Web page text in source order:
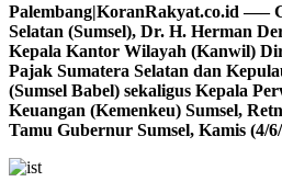
Palembang|KoranRakyat.co.id —–
Selatan (Sumsel), Dr. H. Herman
Kepala Kantor Wilayah (Kanwil)
Pajak Sumatera Selatan dan
(Sumsel Babel) sekaligus Kepala
Keuangan (Kemenkeu) Sumsel,
Tamu Gubernur Sumsel, Kamis (4/